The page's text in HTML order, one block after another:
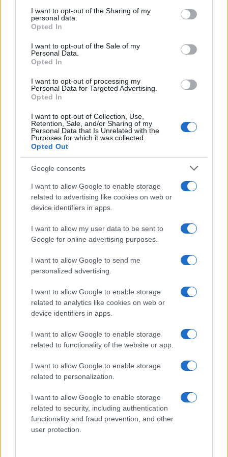
disclose it to other third parties.
Please note that this website/app uses one or more Google
services and may gather and store information including but
not limited to your visit or usage behaviour. You may click to
grant or deny consent to Google and its third-party tags to
consent section.
I want to opt-out of the Sharing of my
personal data.
Opted In
I want to opt-out of the Sale of my
Personal Data.
Opted In
I want to opt-out of processing my
Personal Data for Targeted Advertising.
Opted In
I want to opt-out of Collection, Use,
Retention, Sale, and/or Sharing of my
Personal Data that Is Unrelated with the
Purposes for which it was collected.
Opted Out
Google consents
I want to allow Google to enable storage
related to advertising like cookies on web or
device identifiers in apps.
I want to allow my user data to be sent to
Google for online advertising purposes.
I want to allow Google to send me
personalized advertising.
I want to allow Google to enable storage
related to analytics like cookies on web or
device identifiers in apps.
I want to allow Google to enable storage
related to functionality of the website or app.
I want to allow Google to enable storage
related to personalization.
I want to allow Google to enable storage
related to security, including authentication
functionality and fraud prevention, and other
user protection.